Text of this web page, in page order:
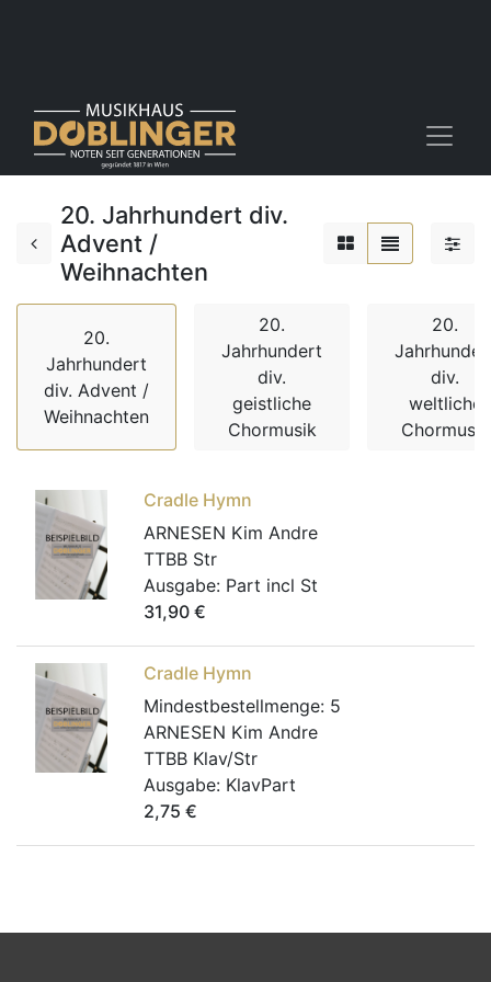
20. Jahrhundert div.
Advent /
Weihnachten
20.
Jahrhundert
div. Advent /
Weihnachten
20.
Jahrhundert
div.
geistliche
Chormusik
20.
div.
weltliche
Chormusik
Cradle Hymn
ARNESEN Kim Andre
TTBB Str
Ausgabe: Part incl St
31,90 €
Cradle Hymn
Mindestbestellmenge: 5
ARNESEN Kim Andre
TTBB Klav/Str
Ausgabe: KlavPart
2,75 €